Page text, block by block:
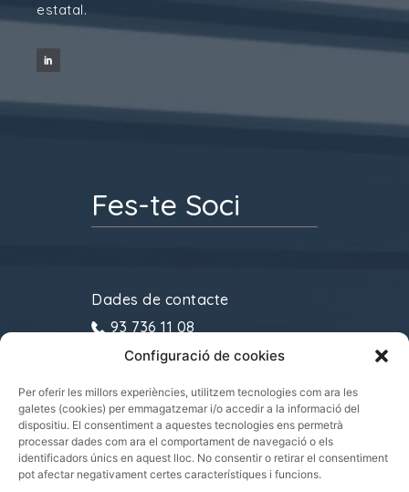
Configuració de cookies
Per oferir les millors experiències, utilitzem tecnologies com ara les
galetes (cookies) per emmagatzemar i/o accedir a la informació del
dispositiu. El consentiment a aquestes tecnologies ens permetrà
processar dades com ara el comportament de navegació o els
identificadors únics en aquest lloc. No consentir o retirar el consentiment
pot afectar negativament certes característiques i funcions.
estatal.
Fes-te Soci
Dades de contacte
93 736 11 08
gremitransports@cecot.org
C/ Sant Pau, 6. 08221
Terrassa